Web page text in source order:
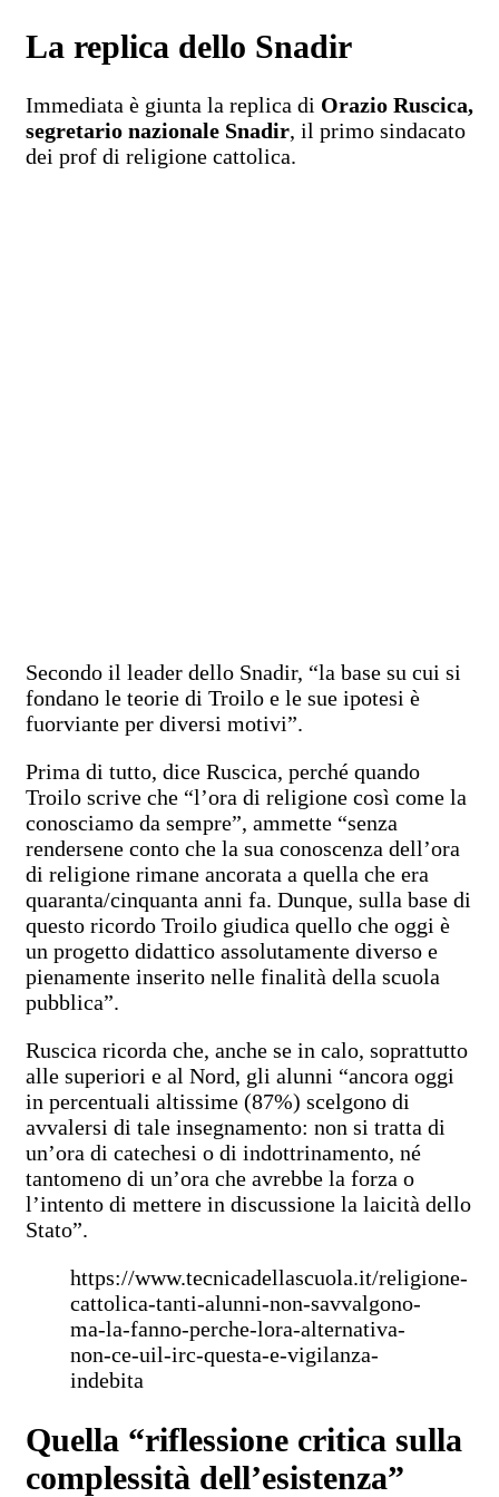
La replica dello Snadir
Immediata è giunta la replica di Orazio Ruscica,
segretario nazionale Snadir, il primo sindacato
dei prof di religione cattolica.
Secondo il leader dello Snadir, “la base su cui si
fondano le teorie di Troilo e le sue ipotesi è
fuorviante per diversi motivi”.
Prima di tutto, dice Ruscica, perché quando
Troilo scrive che “l’ora di religione così come la
conosciamo da sempre”, ammette “senza
rendersene conto che la sua conoscenza dell’ora
di religione rimane ancorata a quella che era
quaranta/cinquanta anni fa. Dunque, sulla base di
questo ricordo Troilo giudica quello che oggi è
un progetto didattico assolutamente diverso e
pienamente inserito nelle finalità della scuola
pubblica”.
Ruscica ricorda che, anche se in calo, soprattutto
alle superiori e al Nord, gli alunni “ancora oggi
in percentuali altissime (87%) scelgono di
avvalersi di tale insegnamento: non si tratta di
un’ora di catechesi o di indottrinamento, né
tantomeno di un’ora che avrebbe la forza o
l’intento di mettere in discussione la laicità dello
Stato”.
https://www.tecnicadellascuola.it/religione-
cattolica-tanti-alunni-non-savvalgono-
ma-la-fanno-perche-lora-alternativa-
non-ce-uil-irc-questa-e-vigilanza-
indebita
Quella “riflessione critica sulla
complessità dell’esistenza”